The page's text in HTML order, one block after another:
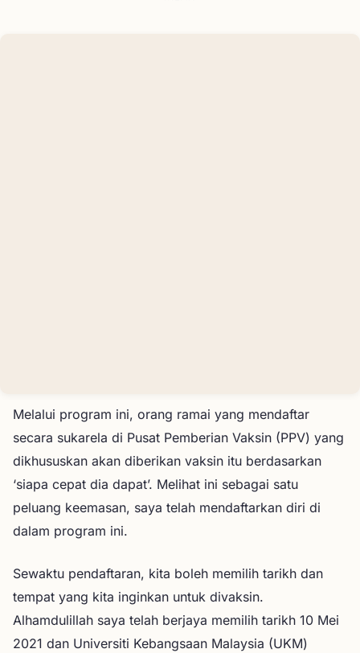
Melalui program ini, orang ramai yang mendaftar
secara sukarela di Pusat Pemberian Vaksin (PPV) yang
dikhususkan akan diberikan vaksin itu berdasarkan
‘siapa cepat dia dapat’. Melihat ini sebagai satu
peluang keemasan, saya telah mendaftarkan diri di
dalam program ini.
Sewaktu pendaftaran, kita boleh memilih tarikh dan
tempat yang kita inginkan untuk divaksin.
Alhamdulillah saya telah berjaya memilih tarikh 10 Mei
2021 dan Universiti Kebangsaan Malaysia (UKM)